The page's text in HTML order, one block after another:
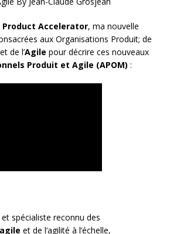
Product Accelerator, ma nouvelle
aux Organisations Produit; de
et de l’Agile pour décrire ces nouveaux
Produit et Agile (APOM) :
spécialiste reconnu des
et de l‘agilité à l’échelle,